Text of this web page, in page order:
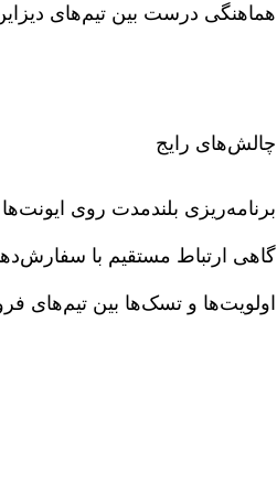
هماهنگی درست بین تیم‌های
چالش‌های رایج
برنامه‌ریزی بلندمدت روی
گاهی ارتباط مستقیم با
اولویت‌ها و تسک‌ها بین تیم‌های